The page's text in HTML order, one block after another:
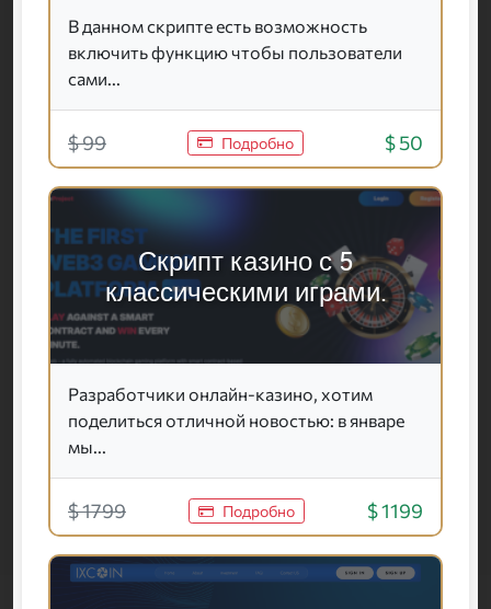
В данном скрипте есть возможность
включить функцию чтобы пользователи
сами...
$ 99 Подробно $ 50
Скрипт казино с 5
классическими играми.
Разработчики онлайн-казино, хотим
поделиться отличной новостью: в январе
мы...
$ 1799 Подробно $ 1199